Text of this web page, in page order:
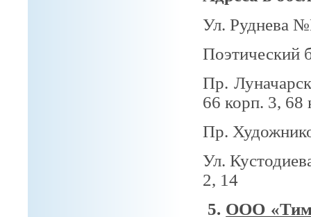
Ул. Руднева
Поэтический
Пр.
66 корп. 3, 68
Пр.
Ул.
2, 14
5. ООО